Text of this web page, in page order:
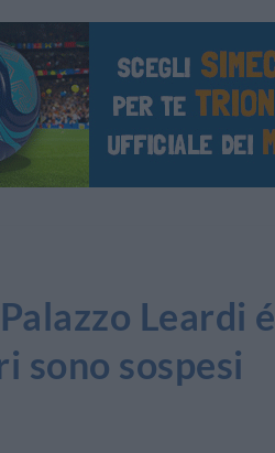
Leardi é
sono sospesi